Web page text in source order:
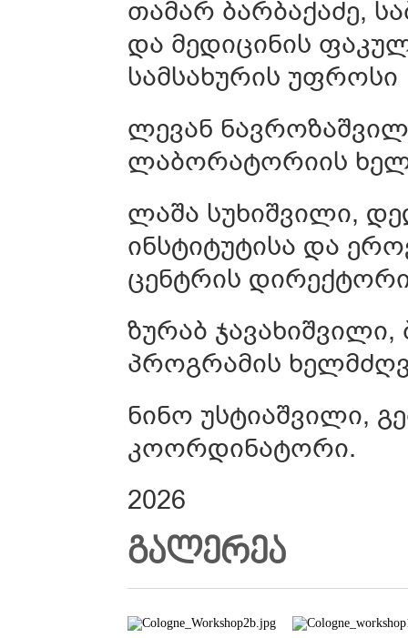
თამარ ბარბაქაძე,
და მედიცინის
სამსახურის უფროსი
ლევან
ლაბორატორიის
ლაშა სუხიშვილი,
ინსტიტუტისა და
ცენტრის
ზურაბ ჯავახიშვილი,
პროგრამის
ნინო უსტიაშვილი,
კოორდინატორი.
2026
ᲒᲐᲚᲔᲠᲔᲐ